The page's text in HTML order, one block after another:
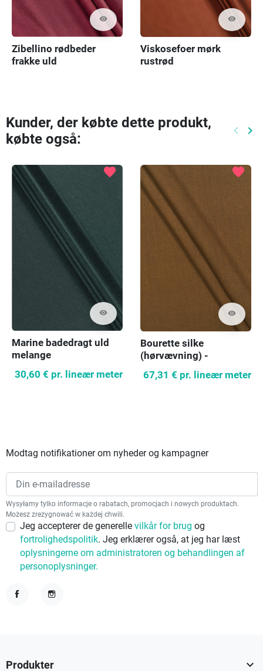
visibility
Zibellino rødbeder
frakke uld
visibility
Viskosefoer mørk
rustrød
Kunder, der købte dette produkt,
købte også:
keyboard_arrow_left keyboard_arrow_right
visibility
favorite
Marine badedragt uld
melange
30,60 € pr. lineær meter
visibility
favorite
Bourette silke
(hørvævning) -
forskellige farver
67,31 € pr. lineær meter
Modtag notifikationer om nyheder og kampagner
Wysyłamy tylko informacje o rabatach, promocjach i nowych produktach.
Możesz zrezygnować w każdej chwili.
Jeg accepterer de generelle vilkår for brug og
fortrolighedspolitik. Jeg erklærer også, at jeg har læst
oplysningerne om administratoren og behandlingen af
personoplysninger.
Produkter 